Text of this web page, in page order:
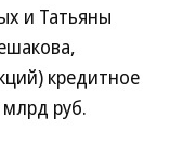
и Татьяны
кредитное
руб.